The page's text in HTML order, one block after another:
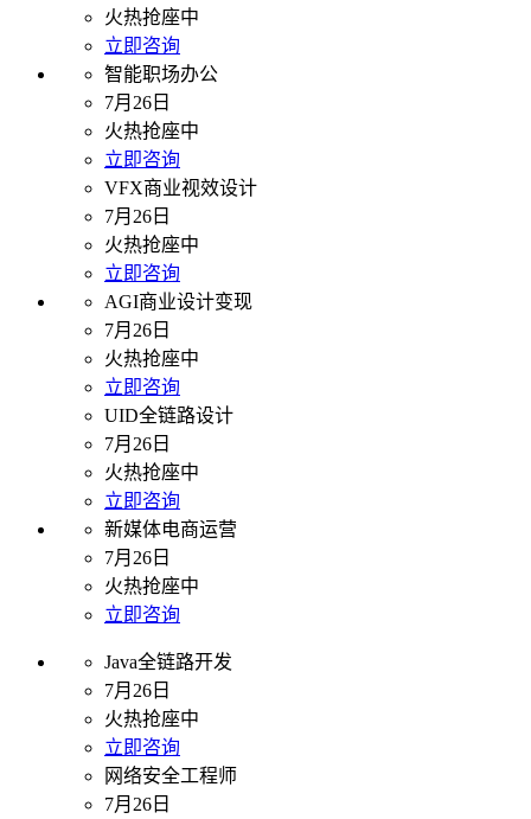
火热抢座中
立即咨询
智能职场办公
7月26日
火热抢座中
立即咨询
VFX商业视效设计
7月26日
火热抢座中
立即咨询
AGI商业设计变现
7月26日
火热抢座中
立即咨询
UID全链路设计
7月26日
火热抢座中
立即咨询
新媒体电商运营
7月26日
火热抢座中
立即咨询
Java全链路开发
7月26日
火热抢座中
立即咨询
网络安全工程师
7月26日